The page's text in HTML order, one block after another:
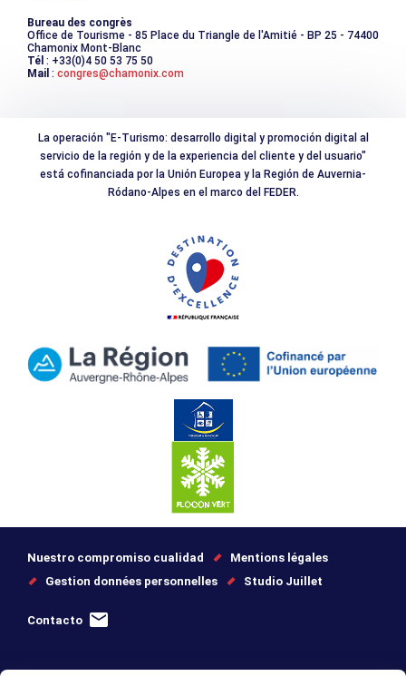
Bureau des congrès
Office de Tourisme - 85 Place du Triangle de l'Amitié - BP 25 - 74400
Chamonix Mont-Blanc
Tél : +33(0)4 50 53 75 50
Mail : congres@chamonix.com
La operación "E-Turismo: desarrollo digital y promoción digital al
servicio de la región y de la experiencia del cliente y del usuario"
está cofinanciada por la Unión Europea y la Región de Auvernia-
Ródano-Alpes en el marco del FEDER.
Nuestro compromiso cualidad
Mentions légales
Gestion données personnelles
Studio Juillet
Contacto